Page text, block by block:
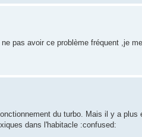
pas avoir ce problème fréquent ,je
du turbo. Mais il y a
dans l'habitacle :confused: